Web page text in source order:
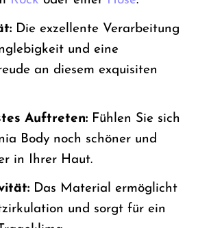
Die exzellente Verarbeitung
und eine
an diesem exquisiten
Auftreten:Fühlen Sie sich
Body noch schöner und
in Ihrer Haut.
Das Material ermöglicht
und sorgt für ein